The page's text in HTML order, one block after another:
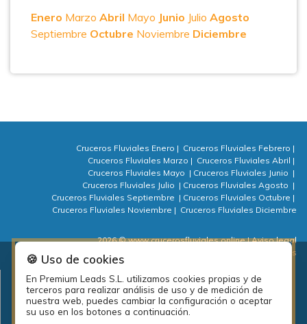
Enero Marzo Abril Mayo Junio Julio Agosto
Septiembre Octubre Noviembre Diciembre
Cruceros Fluviales Enero | Cruceros Fluviales Febrero |
Cruceros Fluviales Marzo | Cruceros Fluviales Abril |
Cruceros Fluviales Mayo | Cruceros Fluviales Junio |
Cruceros Fluviales Julio | Cruceros Fluviales Agosto |
Cruceros Fluviales Septiembre | Cruceros Fluviales Octubre |
Cruceros Fluviales Noviembre | Cruceros Fluviales Diciembre
2026 © www.crucerosfluviales.online | Aviso legal
| Política de privacidad
| ⚙ Cookies
Plan de empleo local de la diputación de A Coruña: PEL Emprende
actividades 2018.
🍪 Uso de cookies
En Premium Leads S.L. utilizamos cookies propias y de
terceros para realizar análisis de uso y de medición de
nuestra web, puedes cambiar la configuración o aceptar
su uso en los botones a continuación.